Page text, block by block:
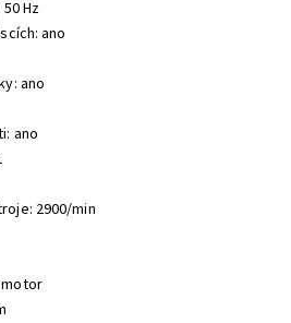
Hz
ano
ano
ano
2900/min